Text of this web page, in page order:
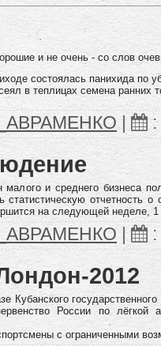
и не очень - со слов
состоялась панихида по
в теплицах семена ранних
| :
и среднего бизнеса
статистическую отчетность
на следующей неделе,
| :
2012
Кубанского
России по лёгкой
с ограниченными